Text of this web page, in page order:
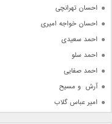
احسان تهرانچی
احسان خواجه امیری
احمد سعیدی
احمد سلو
احمد صفایی
آرش  و مسیح
امیر عباس گلاب